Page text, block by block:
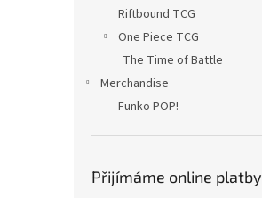
Riftbound TCG
One Piece TCG
The Time of Battle
Merchandise
Funko POP!
Přijímáme online platby